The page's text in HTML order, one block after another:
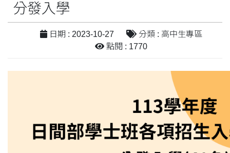
分發入學
日期 : 2023-10-27
分類 : 高中生專區
點閱 : 1770